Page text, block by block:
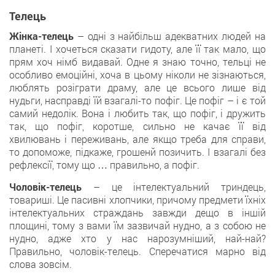
Телець
Жінка-телець – одні з найбільш адекватних людей на
планеті. І хочеться сказати гидоту, але її так мало, що
прям хоч німб видавай. Одне я знаю точно, тельці не
особливо емоційні, хоча в цьому ніколи не зізнаються,
люблять розіграти драму, але це всього лише від
нудьги, насправді їй взагалі-то пофіг. Це пофіг – і є той
самий недолік. Вона і любить так, що пофіг, і дружить
так, що пофіг, коротше, сильно не качає її від
хвилювань і переживань, але якщо треба для справи,
то допоможе, підкаже, грошенй позичить. І взагалі без
рефлексії, тому що … правильно, а пофіг.
Чоловік-телець – це інтелектуальний триндець,
товариші. Це пасивні хлопчики, причому предмети їхніх
інтелектуальних страждань завжди дещо в іншій
площині, тому з вами їм зазвичай нудно, а з собою не
нудно, адже хто у нас нарозумніший, най-най?
Правильно, чоловік-телець. Сперечатися марно від
слова зовсім.